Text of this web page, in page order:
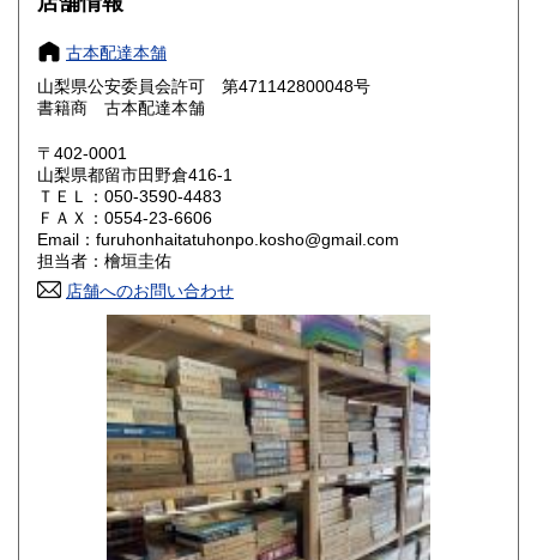
奈良県
鳥取県 800円 島根県
岡山県
山口県 800円
香川県 800円 愛媛県
高知県 800円
800円 長崎県
800円 大分県
800円 鹿児島県
1,500円
古本配達本舗
山梨県公安委員会許可 第471142800048号
書籍商 古本配達本舗
〒402-0001
山梨県都留市田野倉416-1
ＴＥＬ：050-3590-4483
ＦＡＸ：0554-23-6606
Email：furuhonhaitatuhonpo.kosho@gmail.com
担当者：檜垣圭佑
店舗へのお問い合わせ